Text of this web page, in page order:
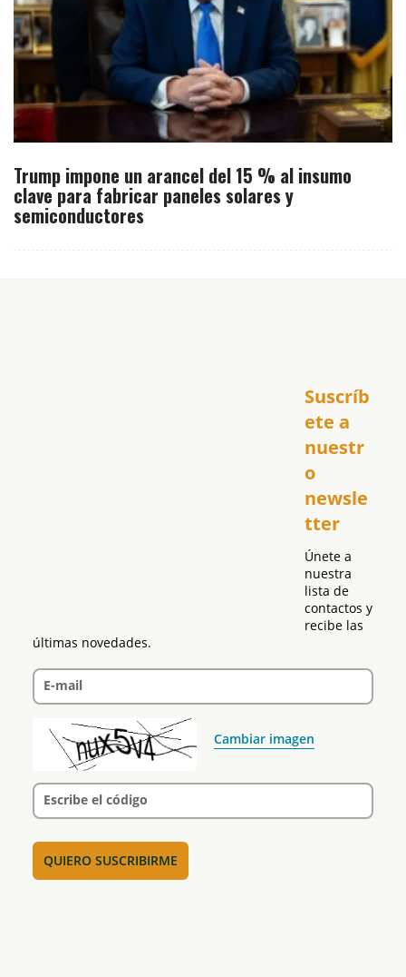
Trump impone un arancel del 15 % al insumo
clave para fabricar paneles solares y
semiconductores
Suscríb
ete a
nuestr
o
newsle
tter
Únete a
nuestra
lista de
contactos y
recibe las
últimas novedades.
E-mail
Cambiar imagen
Escribe el código